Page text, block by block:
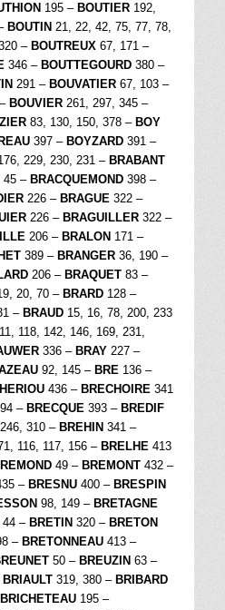
195 – BOUTIER 192,
BOUTIN 21, 22, 42, 75, 77, 78,
– BOUTREUX 67, 171 –
346 – BOUTTEGOURD 380 –
291 – BOUVATIER 67, 103 –
BOUVIER 261, 297, 345 –
83, 130, 150, 378 – BOY
397 – BOYZARD 391 –
229, 230, 231 – BRABANT
45 – BRACQUEMOND 398 –
226 – BRAGUE 322 –
226 – BRAGUILLER 322 –
206 – BRALON 171 –
389 – BRANGER 36, 190 –
206 – BRAQUET 83 –
20, 70 – BRARD 128 –
– BRAUD 15, 16, 78, 200, 233
118, 142, 146, 169, 231,
336 – BRAY 227 –
92, 145 – BRE 136 –
436 – BRECHOIRE 341
– BRECQUE 393 – BREDIF
310 – BREHIN 341 –
116, 117, 156 – BRELHE 413
49 – BREMONT 432 –
– BRESNU 400 – BRESPIN
98, 149 – BRETAGNE
44 – BRETIN 320 – BRETON
– BRETONNEAU 413 –
50 – BREUZIN 63 –
BRIAULT 319, 380 – BRIBARD
BRICHETEAU 195 –